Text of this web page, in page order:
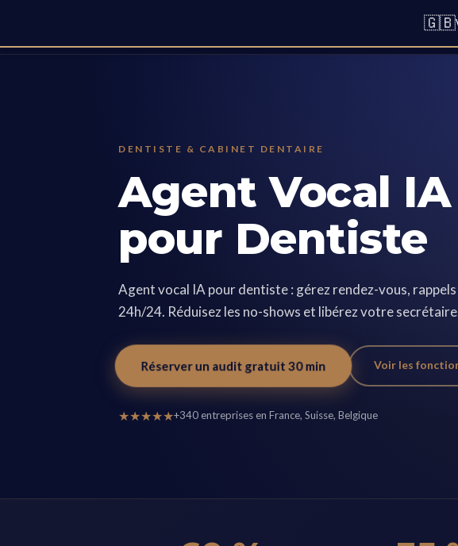
DENTISTE & CABINET DENTAIRE
Agent Vocal IA
pour Dentiste
Agent vocal IA pour dentiste : gérez rendez-vous,
24h/24. Réduisez les no-shows et libérez votre
Réserver un audit gratuit 30 min Voir les
★★★★★+340 entreprises en France, Suisse, Belgique
🇬🇧